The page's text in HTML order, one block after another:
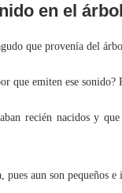
en el
que provenía del
emiten ese sonido?
recién nacidos y
aun son pequeños